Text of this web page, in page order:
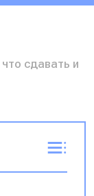
сдавать и